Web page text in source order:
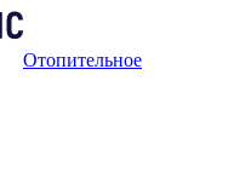
Отопительное